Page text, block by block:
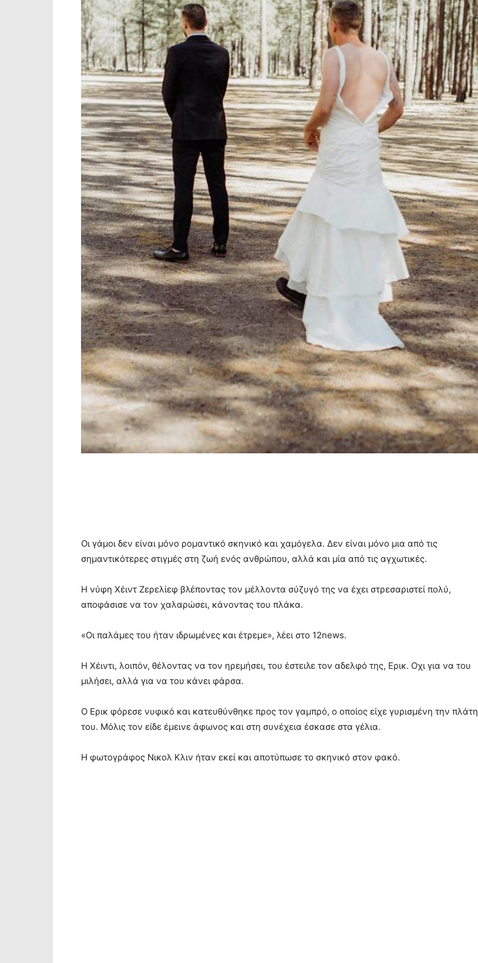
Οι γάμοι δεν είναι μόνο ρομαντικό σκηνικό και χαμόγελα. Δεν είναι μόνο μια από τις
σημαντικότερες στιγμές στη ζωή ενός ανθρώπου, αλλά και μία από τις αγχωτικές.
Η νύφη Χέιντ Ζερελίεφ βλέποντας τον μέλλοντα σύζυγό της να έχει στρεσαριστεί πολύ,
αποφάσισε να τον χαλαρώσει, κάνοντας του πλάκα.
«Οι παλάμες του ήταν ιδρωμένες και έτρεμε», λέει στο 12news.
Η Χέιντι, λοιπόν, θέλοντας να τον ηρεμήσει, του έστειλε τον αδελφό της, Ερικ. Οχι για να του
μιλήσει, αλλά για να του κάνει φάρσα.
Ο Ερικ φόρεσε νυφικό και κατευθύνθηκε προς τον γαμπρό, ο οποίος είχε γυρισμένη την πλάτη
του. Μόλις τον είδε έμεινε άφωνος και στη συνέχεια έσκασε στα γέλια.
Η φωτογράφος Νικολ Κλιν ήταν εκεί και αποτύπωσε το σκηνικό στον φακό.